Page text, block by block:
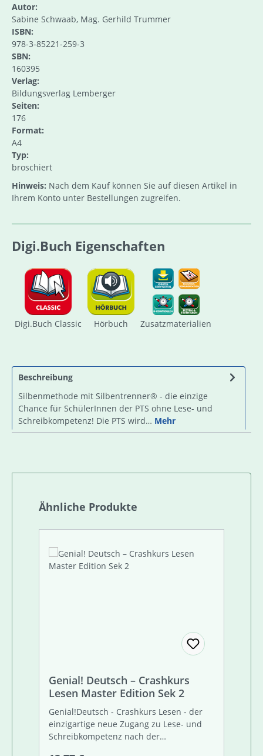
Autor:
Sabine Schwaab, Mag. Gerhild Trummer
ISBN:
978-3-85221-259-3
SBN:
160395
Verlag:
Bildungsverlag Lemberger
Seiten:
176
Format:
A4
Typ:
broschiert
Hinweis: Nach dem Kauf können Sie auf diesen Artikel in
Ihrem Konto unter Bestellungen zugreifen.
Digi.Buch Eigenschaften
Digi.Buch Classic Hörbuch Zusatzmaterialien
Beschreibung
Silbenmethode mit Silbentrenner® - die einzige
Chance für SchülerInnen der PTS ohne Lese- und
Schreibkompetenz! Die PTS wird… Mehr
Produktgalerie überspringen
Ähnliche Produkte
Genial! Deutsch – Crashkurs
Lesen Master Edition Sek 2
Genial!Deutsch - Crashkurs Lesen - der
einzigartige neue Zugang zu Lese- und
Schreibkompetenz nach der